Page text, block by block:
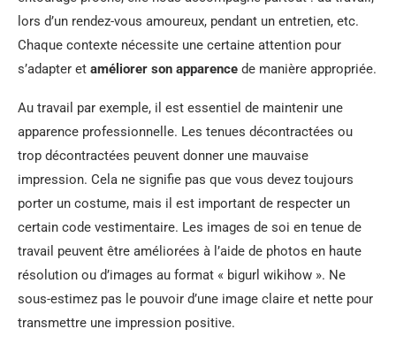
lors d’un rendez-vous amoureux, pendant un entretien, etc.
Chaque contexte nécessite une certaine attention pour
s’adapter et améliorer son apparence de manière appropriée.
Au travail par exemple, il est essentiel de maintenir une
apparence professionnelle. Les tenues décontractées ou
trop décontractées peuvent donner une mauvaise
impression. Cela ne signifie pas que vous devez toujours
porter un costume, mais il est important de respecter un
certain code vestimentaire. Les images de soi en tenue de
travail peuvent être améliorées à l’aide de photos en haute
résolution ou d’images au format « bigurl wikihow ». Ne
sous-estimez pas le pouvoir d’une image claire et nette pour
transmettre une impression positive.